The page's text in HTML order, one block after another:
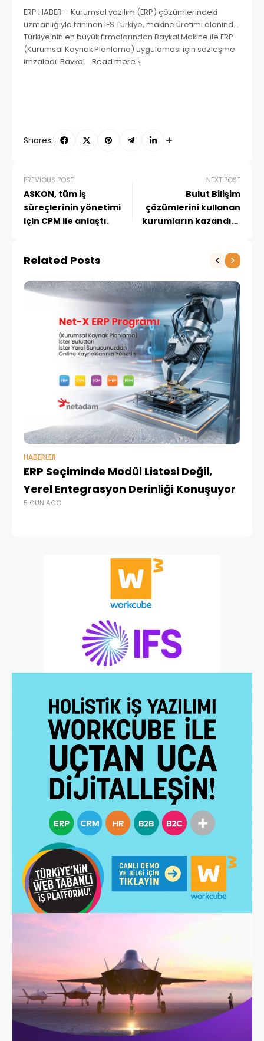
ERP HABER – Kurumsal yazılım (ERP) çözümlerindeki
uzmanlığıyla tanınan IFS Türkiye, makine üretimi alanında
Türkiye’nin en büyük firmalarından Baykal Makine ile ERP
(Kurumsal Kaynak Planlama) uygulaması için sözleşme
imzaladı. Baykal… Read more »
Shares:
PREVIOUS POST
ASKON, tüm iş
süreçlerinin yönetimi
için CPM ile anlaştı.
NEXT POST
Bulut Bilişim
çözümlerini kullanan
kurumların kazandığı
Related Posts
HABERLER
ERP Seçiminde Modül Listesi Değil,
Yerel Entegrasyon Derinliği Konuşuyor
5 GÜN AGO